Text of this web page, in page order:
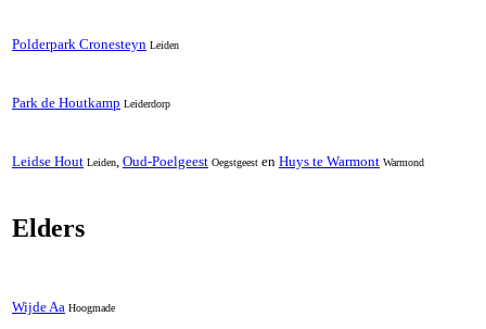
Polderpark Cronesteyn Leiden
Park de Houtkamp Leiderdorp
Leidse Hout Leiden, Oud-Poelgeest Oegstgeest en Huys te Warmont Warmond
Elders
Wijde Aa Hoogmade